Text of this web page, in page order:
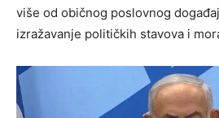
više od običnog poslovnog
izražavanje političkih stavova i